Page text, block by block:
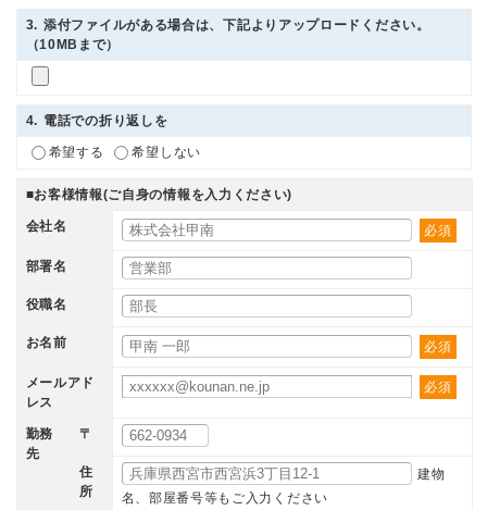
3. 添付ファイルがある場合は、下記よりアップロードください。
（10MBまで）
4. 電話での折り返しを
希望する 希望しない
■お客様情報(ご自身の情報を入力ください)
会社名 必須
部署名
役職名
お名前 必須
メールアド
レス
必須
勤務
先
〒
住
所
建物
名、部屋番号等もご入力ください